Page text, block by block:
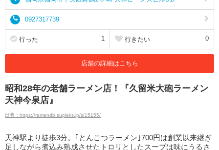
0927317739
行った 1 行きたい 0
店舗の詳細はこちら
昭和28年の老舗ラーメン店！『久留米大砲ラーメン
天神今泉店』
出典：https://ramendb.supleks.jp/s/15155/
天神駅より徒歩3分。｢とんこつラーメン｣700円は創業以来継ぎ
足しながら煮込み熟成させたトロリとしたスープは味にうるさ